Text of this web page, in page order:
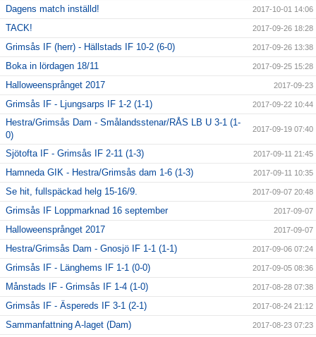
Dagens match inställd! 2017-10-01 14:06
TACK! 2017-09-26 18:28
Grimsås IF (herr) - Hällstads IF 10-2 (6-0) 2017-09-26 13:38
Boka in lördagen 18/11 2017-09-25 15:28
Halloweensprånget 2017 2017-09-23
Grimsås IF - Ljungsarps IF 1-2 (1-1) 2017-09-22 10:44
Hestra/Grimsås Dam - Smålandsstenar/RÅS LB U 3-1 (1-
0)
2017-09-19 07:40
Sjötofta IF - Grimsås IF 2-11 (1-3) 2017-09-11 21:45
Hamneda GIK - Hestra/Grimsås dam 1-6 (1-3) 2017-09-11 10:35
Se hit, fullspäckad helg 15-16/9. 2017-09-07 20:48
Grimsås IF Loppmarknad 16 september 2017-09-07
Halloweensprånget 2017 2017-09-07
Hestra/Grimsås Dam - Gnosjö IF 1-1 (1-1) 2017-09-06 07:24
Grimsås IF - Länghems IF 1-1 (0-0) 2017-09-05 08:36
Månstads IF - Grimsås IF 1-4 (1-0) 2017-08-28 07:38
Grimsås IF - Äspereds IF 3-1 (2-1) 2017-08-24 21:12
Sammanfattning A-laget (Dam) 2017-08-23 07:23